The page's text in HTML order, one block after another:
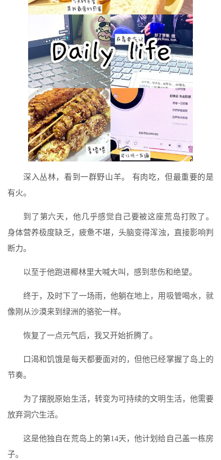
深入丛林，看到一群野山羊。 有肉吃，但最重要的是
有火。
到了第六天，他几乎感觉自己要被这座荒岛打败了。
身体营养极度缺乏，疲惫不堪，头脑变得浑浊，直接影响判
断力。
以至于他跑进椰林里大喊大叫，感到悲伤和绝望。
终于，及时下了一场雨，他躺在地上，用吸管喝水，就
像刚从沙漠来到绿洲的骆驼一样。
恢复了一点元气后，我又开始折腾了。
口渴和饥饿是每天都要面对的，但他已经掌握了岛上的
节奏。
为了摆脱原始生活，转变为可持续的文明生活，他需要
放弃洞穴生活。
这是他独自在荒岛上的第14天，他计划给自己盖一栋房
子。